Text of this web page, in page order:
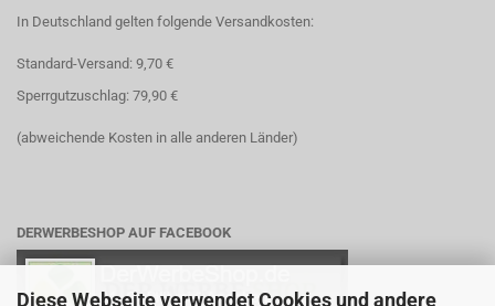
Diese Webseite verwendet Cookies und andere
In Deutschland gelten folgende Versandkosten:
Standard-Versand: 9,70 €
Sperrgutzuschlag: 79,90 €
(abweichende Kosten in alle anderen Länder)
DERWERBESHOP AUF FACEBOOK